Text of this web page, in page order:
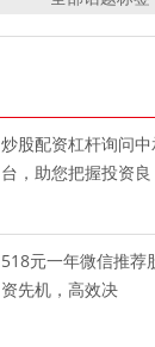
炒股配资杠杆询问
台，助您把握投资良
518元一年微信推荐
资先机，高效决